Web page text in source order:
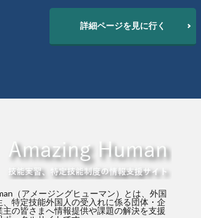
詳細ページを見に行く
（アメージングヒューマン）とは、外国
、特定技能外国人の受入れに係る団体・企
主の皆さまへ情報提供や課題の解決を支援